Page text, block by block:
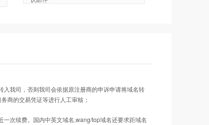
我司，否则我司会依据原注册商的申诉申请将域名转
商的交易凭证等进行人工审核；
次续费。国内中英文域名,wang/top域名还要求距域名